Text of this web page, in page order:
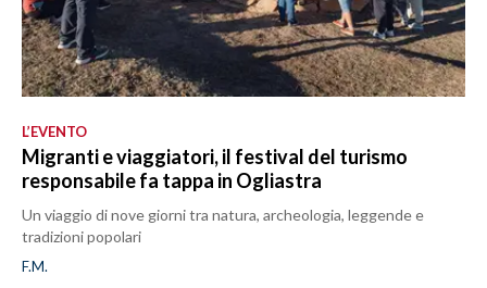
L’EVENTO
Migranti e viaggiatori, il festival del turismo
responsabile fa tappa in Ogliastra
Un viaggio di nove giorni tra natura, archeologia, leggende e
tradizioni popolari
F.M.